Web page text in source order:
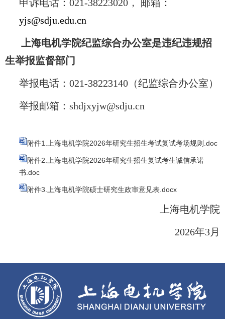
申诉电话：021-38223020， 邮箱：
yjs@sdju.edu.cn
上海电机学院纪监综合办公室是违纪违规招
生举报监督部门
举报电话： 021-38223140（纪监综合办公室）
举报邮箱： shdjxyjw@sdju.cn
附件1.上海电机学院2026年研究生招生考试复试考场规则.doc
附件2.上海电机学院2026年研究生招生复试考生诚信承诺
书.doc
附件3.上海电机学院硕士研究生政审意见表.docx
上海电机学院
2026年3月